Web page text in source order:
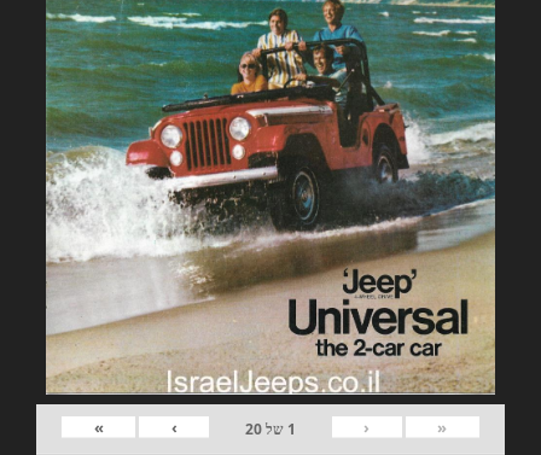
«
‹
1 של20
›
»